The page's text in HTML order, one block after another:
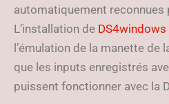
automatiquement reconnues
L’installation de DS4windows
l’émulation de la manette de
que les inputs enregistrés
puissent fonctionner avec la